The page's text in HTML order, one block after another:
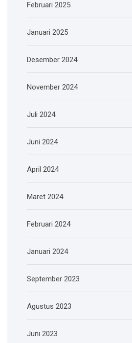
Februari 2025
Januari 2025
Desember 2024
November 2024
Juli 2024
Juni 2024
April 2024
Maret 2024
Februari 2024
Januari 2024
September 2023
Agustus 2023
Juni 2023